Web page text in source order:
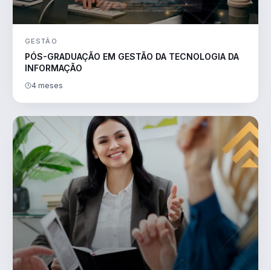
GESTÃO
PÓS-GRADUAÇÃO EM GESTÃO DA TECNOLOGIA DA
INFORMAÇÃO
4 meses